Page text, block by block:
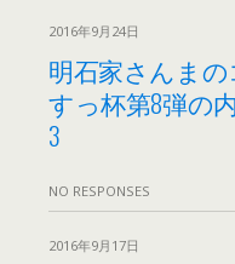
2016年9月24日
明石家さんま
すっ杯第8弾の
3
NO RESPONSES
2016年9月17日